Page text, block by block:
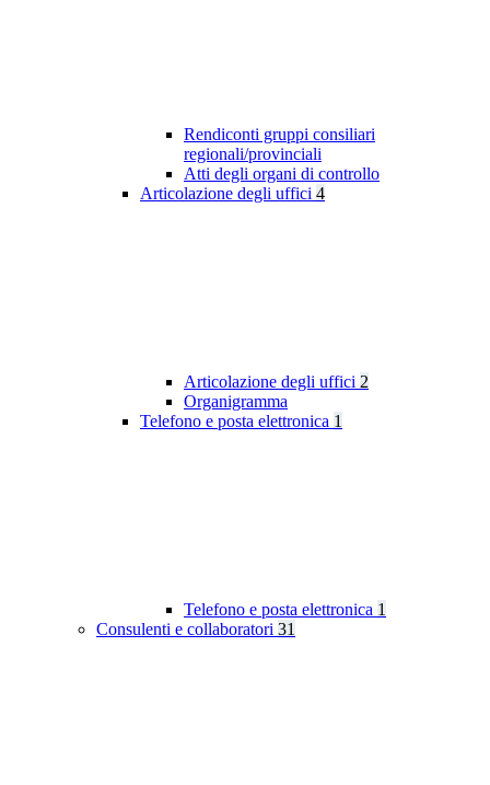
Rendiconti gruppi consiliari
regionali/provinciali
Atti degli organi di controllo
Articolazione degli uffici 4
Articolazione degli uffici 2
Organigramma
Telefono e posta elettronica 1
Telefono e posta elettronica 1
Consulenti e collaboratori 31